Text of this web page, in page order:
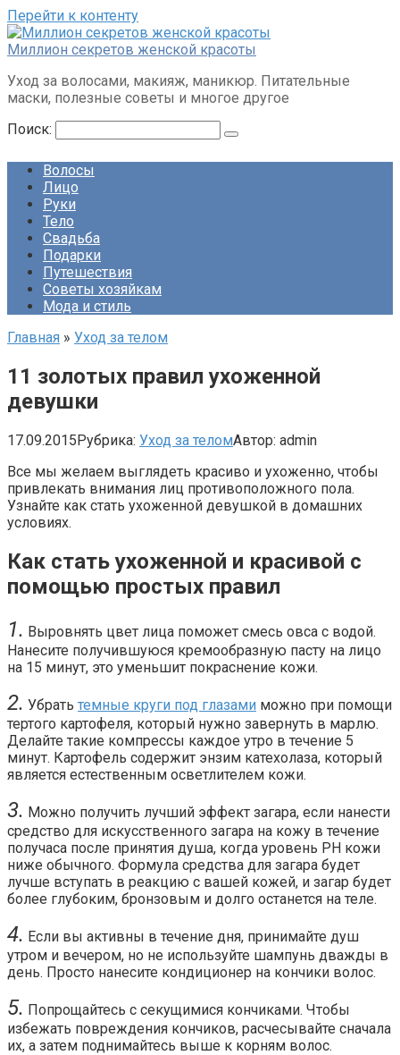
Перейти к контенту
Миллион секретов женской красоты
Уход за волосами, макияж, маникюр. Питательные
маски, полезные советы и многое другое
Поиск:
Волосы
Лицо
Руки
Тело
Свадьба
Подарки
Путешествия
Советы хозяйкам
Мода и стиль
Главная » Уход за телом
11 золотых правил ухоженной
девушки
17.09.2015Рубрика: Уход за теломАвтор: admin
Все мы желаем выглядеть красиво и ухоженно, чтобы
привлекать внимания лиц противоположного пола.
Узнайте как стать ухоженной девушкой в домашних
условиях.
Как стать ухоженной и красивой с
помощью простых правил
1. Выровнять цвет лица поможет смесь овса с водой.
Нанесите получившуюся кремообразную пасту на лицо
на 15 минут, это уменьшит покраснение кожи.
2. Убрать темные круги под глазами можно при помощи
тертого картофеля, который нужно завернуть в марлю.
Делайте такие компрессы каждое утро в течение 5
минут. Картофель содержит энзим катехолаза, который
является естественным осветлителем кожи.
3. Можно получить лучший эффект загара, если нанести
средство для искусственного загара на кожу в течение
получаса после принятия душа, когда уровень PH кожи
ниже обычного. Формула средства для загара будет
лучше вступать в реакцию с вашей кожей, и загар будет
более глубоким, бронзовым и долго останется на теле.
4. Если вы активны в течение дня, принимайте душ
утром и вечером, но не используйте шампунь дважды в
день. Просто нанесите кондиционер на кончики волос.
5. Попрощайтесь с секущимися кончиками. Чтобы
избежать повреждения кончиков, расчесывайте сначала
их, а затем поднимайтесь выше к корням волос.